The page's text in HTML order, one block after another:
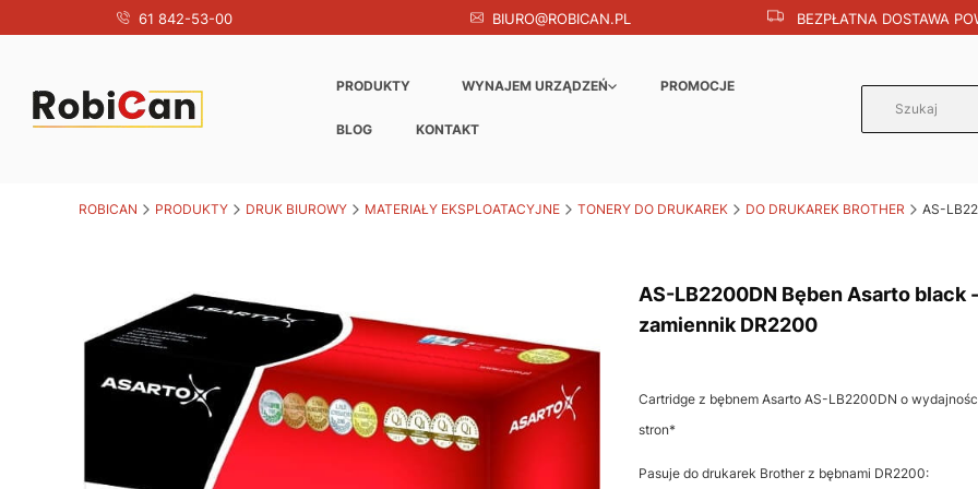
61 842-53-00 BIURO@ROBICAN.PL BEZPŁATNA DOSTAWA
PRODUKTY WYNAJEM URZĄDZEŃ PROMOCJE
BLOG KONTAKT
ROBICAN PRODUKTY DRUK BIUROWY MATERIAŁY EKSPLOATACYJNE TONERY DO DRUKAREK DO DRUKAREK BROTHER AS-
AS-LB2200DN Bęben Asarto black -
zamiennik DR2200
Cartridge z bębnem Asarto AS-LB2200DN o
stron*
Pasuje do drukarek Brother z bębnami DR2200: